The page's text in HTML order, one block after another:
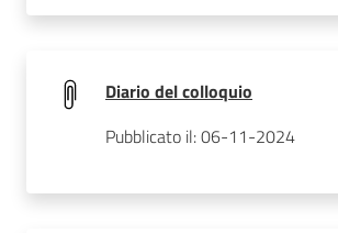
Diario del colloquio
Pubblicato il: 06-11-2024